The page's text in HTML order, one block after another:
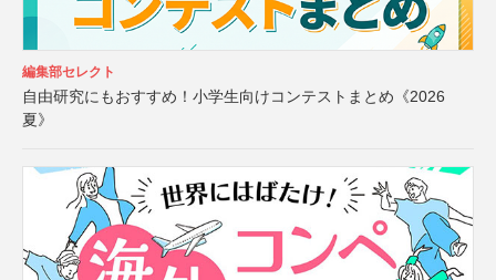
編集部セレクト
自由研究にもおすすめ！小学生向けコンテストまとめ《2026
夏》